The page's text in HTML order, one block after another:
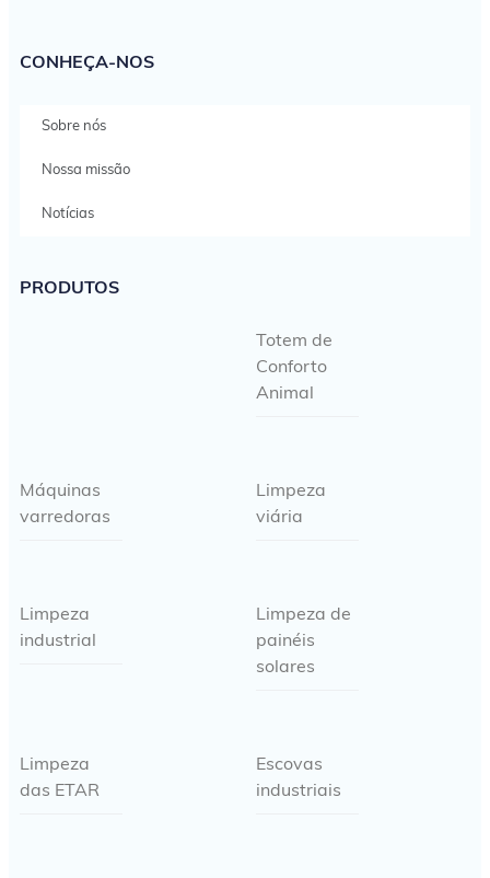
CONHEÇA-NOS
Sobre nós
Nossa missão
Notícias
PRODUTOS
Totem de
Conforto
Animal
Máquinas
varredoras
Limpeza
viária
Limpeza
industrial
Limpeza de
painéis
solares
Limpeza
das ETAR
Escovas
industriais